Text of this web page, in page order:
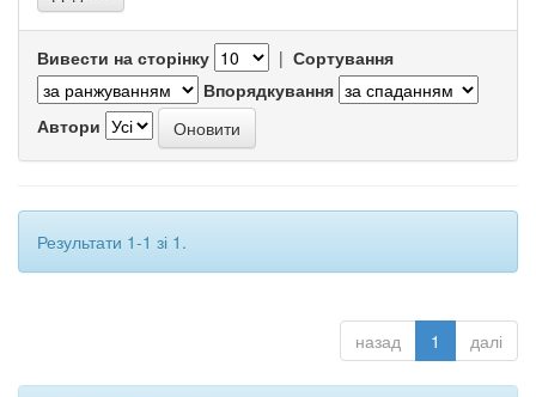
Вивести на сторінку | Сортування
Впорядкування
Автори
Результати 1-1 зі 1.
назад 1 далі